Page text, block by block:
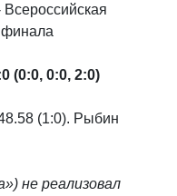
(0:0, 0:0, 2:0)
(1:0). Рыбин
не реализовал